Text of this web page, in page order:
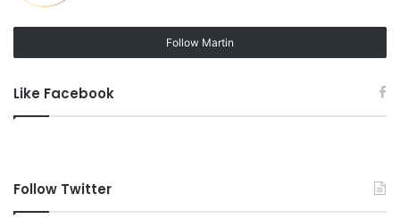
Follow Martin
Like Facebook
Follow Twitter